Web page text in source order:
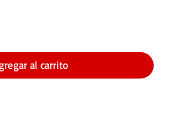
al carrito